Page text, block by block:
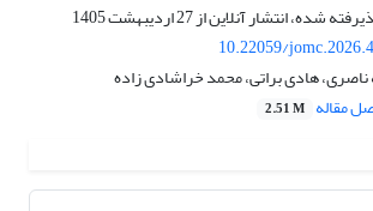
شده، انتشار آنلاین از27 اردیبهشت 1405
10.22059/
ناصری، هادی براتی، محمد خراشادی زاده
مقاله 2.51 M